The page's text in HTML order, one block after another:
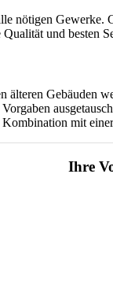
nötigen
und besten
Gebäuden
mit
Ihre